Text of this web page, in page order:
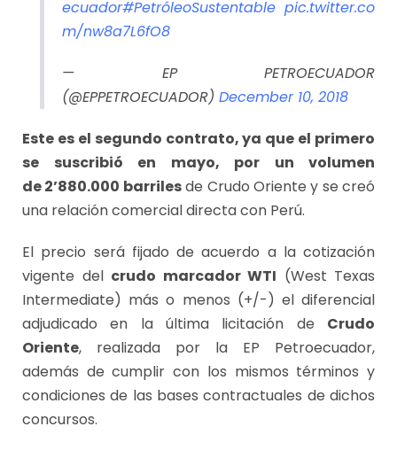
ecuador#PetróleoSustentable pic.twitter.co
m/nw8a7L6fO8
— EP PETROECUADOR
(@EPPETROECUADOR) December 10, 2018
Este es el segundo contrato, ya que el primero
se suscribió en mayo, por un volumen
de 2’880.000 barrilesde Crudo Oriente y se creó
una relación comercial directa con Perú.
El precio será fijado de acuerdo a la cotización
vigente del crudo marcador WTI (West Texas
Intermediate) más o menos (+/-) el diferencial
adjudicado en la última licitación de Crudo
Oriente, realizada por la EP Petroecuador,
además de cumplir con los mismos términos y
condiciones de las bases contractuales de dichos
concursos.